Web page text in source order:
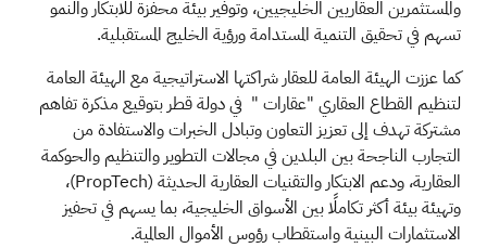
والمستثمرين العقاريين الخليجيين، وتوفير بيئة محفزة للابتكار والنمو
تسهم في تحقيق التنمية المستدامة ورؤية الخليج المستقبلية.
كما عززت الهيئة العامة للعقار شراكتها الاستراتيجية مع الهيئة العامة
لتنظيم القطاع العقاري "عقارات " في دولة قطر بتوقيع مذكرة تفاهم
مشتركة تهدف إلى تعزيز التعاون وتبادل الخبرات والاستفادة من
التجارب الناجحة بين البلدين في مجالات التطوير والتنظيم والحوكمة
العقارية، ودعم الابتكار والتقنيات العقارية الحديثة (PropTech)
،
وتهيئة بيئة أكثر تكاملًا بين الأسواق الخليجية، بما يسهم في تحفيز
الاستثمارات البينية واستقطاب رؤوس الأموال العالمية.